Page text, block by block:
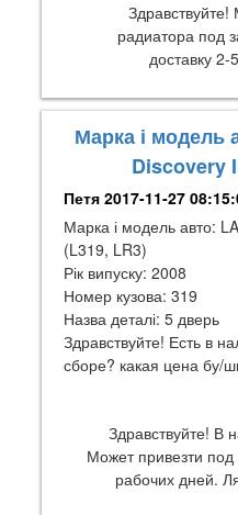
радиатора под
доставку
Марка і модель
Discovery
Петя 2017-11-27
Марка і модель авто:
(L319, LR3)
Рік випуску: 2008
Номер кузова: 319
Назва деталі: 5 дверь
Здравствуйте! Есть в
сборе? какая цена бу/
Здравствуйте! В
Может привезти под
рабочих дней.